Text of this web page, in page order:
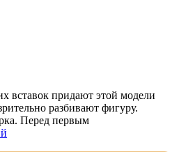
вставок придают этой модели
разбивают фигуру.
Перед первым